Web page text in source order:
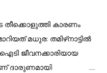
തീക്കൊളുത്തി കാരണം
മധുര: തമിഴ്‌നാട്ടിൽ
ജീവനക്കാരിയായ
ദാരുണമായി